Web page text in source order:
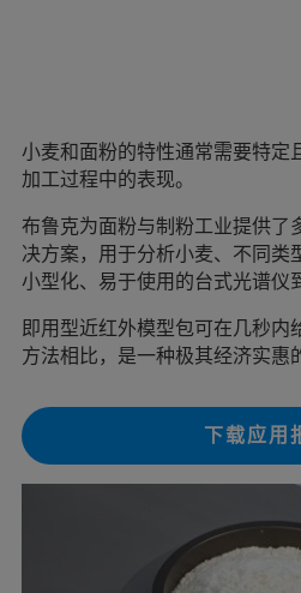
小麦和面粉的特性通常需要特定
加工过程中的表现。
布鲁克为面粉与制粉工业提供了
决方案，用于分析小麦、不同类
小型化、易于使用的台式光谱仪
即用型近红外模型包可在几秒内
方法相比，是一种极其经济实惠
下载应用